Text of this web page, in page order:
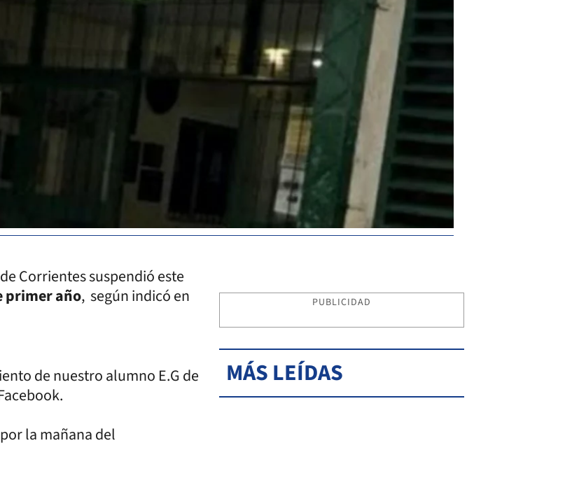
Corrientes suspendió este
primer año, según indicó en
de nuestro alumno E.G de
la mañana del
PUBLICIDAD
MÁS LEÍDAS